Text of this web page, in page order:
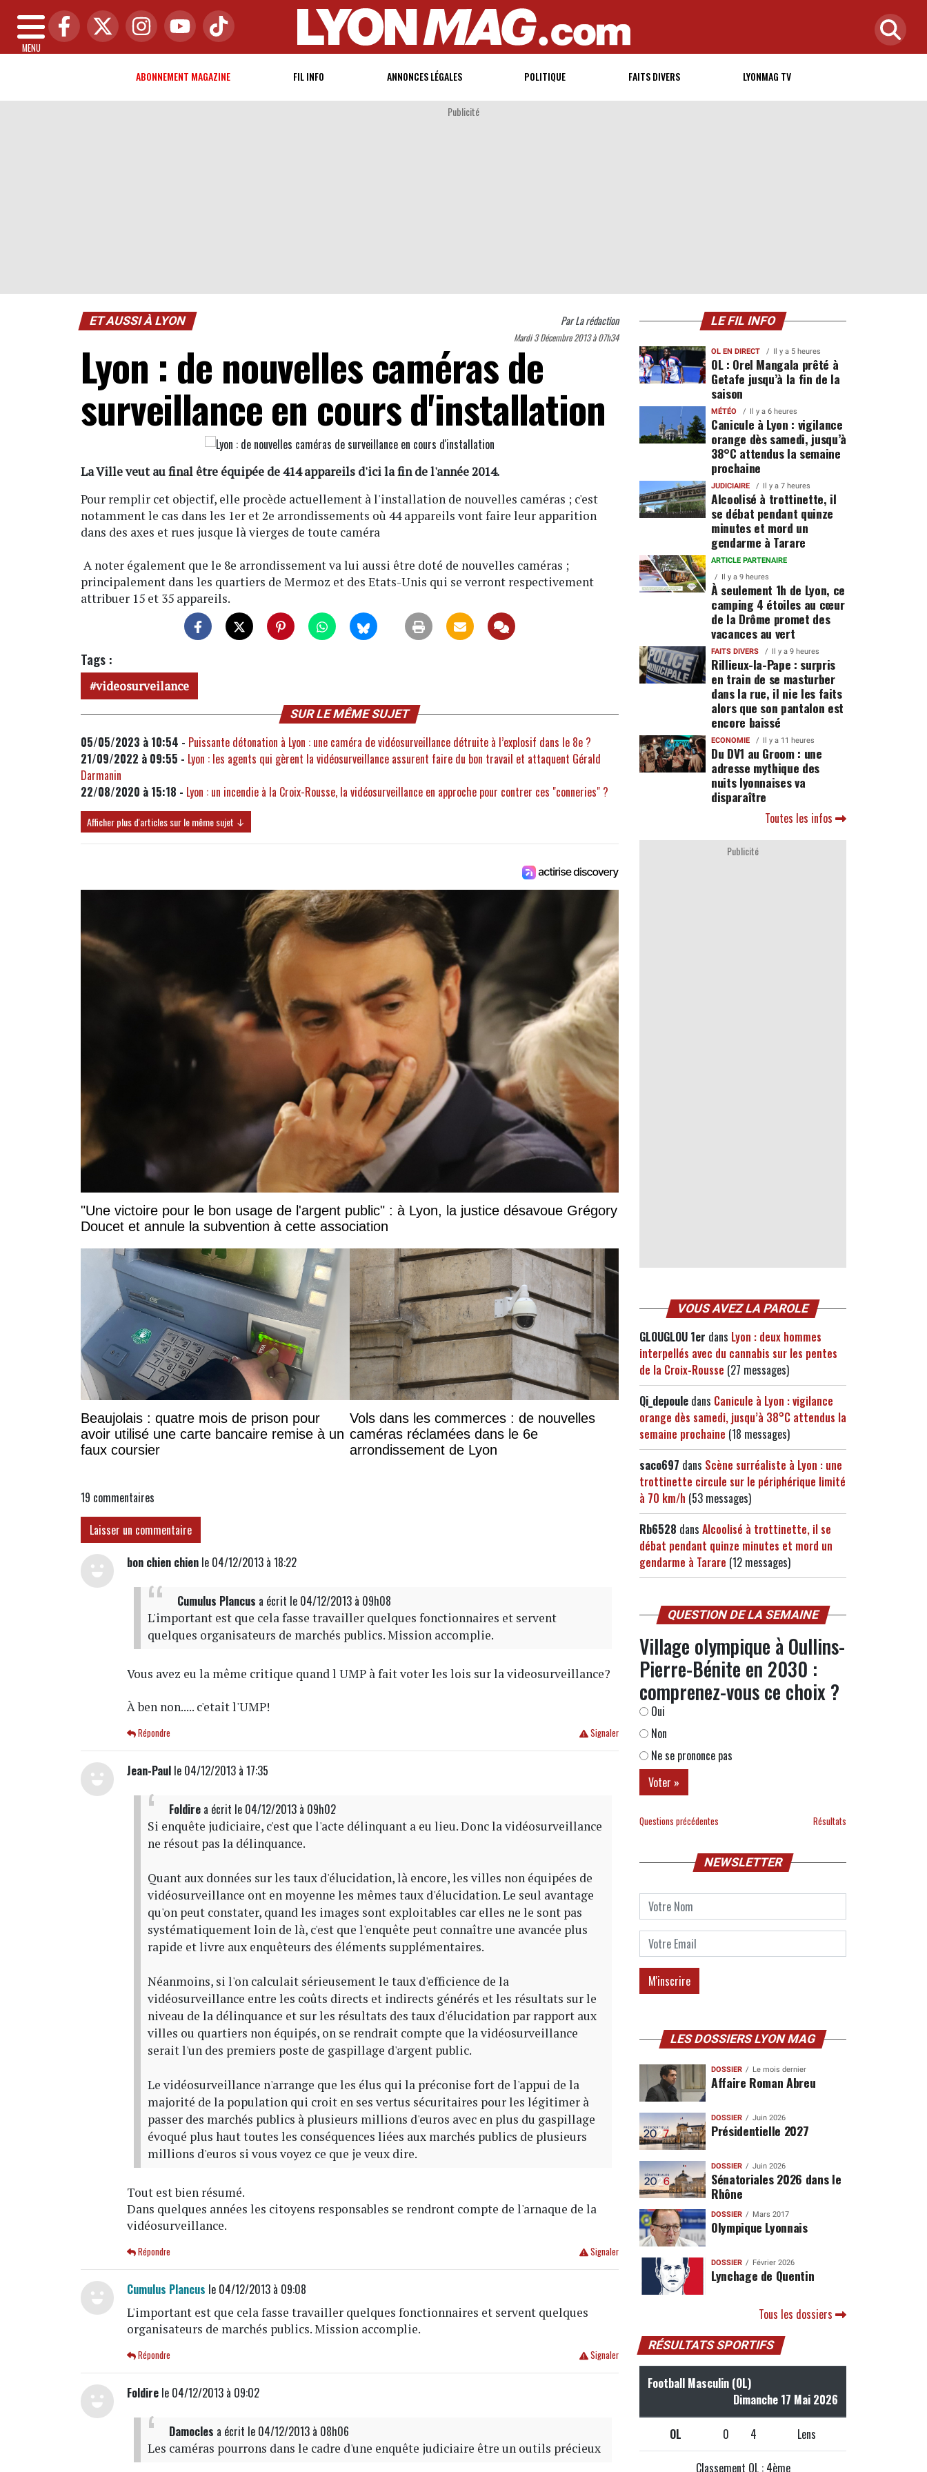
MENU
ABONNEMENT MAGAZINE FIL INFO ANNONCES LÉGALES POLITIQUE FAITS DIVERS LYONMAG TV
Publicité
ET AUSSI À LYON ParLa rédaction
Mardi 3 Décembre 2013 à 07h34
Lyon : de nouvelles caméras de
surveillance en cours d'installation
La Ville veut au final être équipée de 414 appareils d'ici la fin de l'année 2014.
Pour remplir cet objectif, elle procède actuellement à l'installation de nouvelles caméras ; c'est
notamment le cas dans les 1er et 2e arrondissements où 44 appareils vont faire leur apparition
dans des axes et rues jusque là vierges de toute caméra
A noter également que le 8e arrondissement va lui aussi être doté de nouvelles caméras ;
principalement dans les quartiers de Mermoz et des Etats-Unis qui se verront respectivement
attribuer 15 et 35 appareils.
Tags :
videosurveilance
SUR LE MÊME SUJET
05/05/2023 à 10:54 - Puissante détonation à Lyon : une caméra de vidéosurveillance détruite à l’explosif dans le 8e ?
21/09/2022 à 09:55 - Lyon : les agents qui gèrent la vidéosurveillance assurent faire du bon travail et attaquent Gérald
Darmanin
22/08/2020 à 15:18 - Lyon : un incendie à la Croix-Rousse, la vidéosurveillance en approche pour contrer ces "conneries" ?
Afficher plus d'articles sur le même sujet ↓
"Une victoire pour le bon usage de l'argent public" : à Lyon, la justice désavoue Grégory
Doucet et annule la subvention à cette association
Beaujolais : quatre mois de prison pour
avoir utilisé une carte bancaire remise à un
faux coursier
Vols dans les commerces : de nouvelles
caméras réclamées dans le 6e
arrondissement de Lyon
19 commentaires
Laisser un commentaire
bon chien chien le 04/12/2013 à 18:22
Cumulus Plancus a écrit le 04/12/2013 à 09h08
L'important est que cela fasse travailler quelques fonctionnaires et servent
quelques organisateurs de marchés publics. Mission accomplie.
Vous avez eu la même critique quand l UMP à fait voter les lois sur la videosurveillance?
À ben non..... c'etait l'UMP!
Signaler
Répondre
Jean-Paul le 04/12/2013 à 17:35
Foldire a écrit le 04/12/2013 à 09h02
Si enquête judiciaire, c'est que l'acte délinquant a eu lieu. Donc la vidéosurveillance
ne résout pas la délinquance.
Quant aux données sur les taux d'élucidation, là encore, les villes non équipées de
vidéosurveillance ont en moyenne les mêmes taux d'élucidation. Le seul avantage
qu'on peut constater, quand les images sont exploitables car elles ne le sont pas
systématiquement loin de là, c'est que l'enquête peut connaître une avancée plus
rapide et livre aux enquêteurs des éléments supplémentaires.
Néanmoins, si l'on calculait sérieusement le taux d'efficience de la
vidéosurveillance entre les coûts directs et indirects générés et les résultats sur le
niveau de la délinquance et sur les résultats des taux d'élucidation par rapport aux
villes ou quartiers non équipés, on se rendrait compte que la vidéosurveillance
serait l'un des premiers poste de gaspillage d'argent public.
Le vidéosurveillance n'arrange que les élus qui la préconise fort de l'appui de la
majorité de la population qui croit en ses vertus sécuritaires pour les légitimer à
passer des marchés publics à plusieurs millions d'euros avec en plus du gaspillage
évoqué plus haut toutes les conséquences liées aux marchés publics de plusieurs
millions d'euros si vous voyez ce que je veux dire.
Tout est bien résumé.
Dans quelques années les citoyens responsables se rendront compte de l'arnaque de la
vidéosurveillance.
Signaler
Répondre
Cumulus Plancus le 04/12/2013 à 09:08
L'important est que cela fasse travailler quelques fonctionnaires et servent quelques
organisateurs de marchés publics. Mission accomplie.
Signaler
Répondre
Foldire le 04/12/2013 à 09:02
Damocles a écrit le 04/12/2013 à 08h06
Les caméras pourrons dans le cadre d'une enquête judiciaire être un outils précieux
LE FIL INFO
OL EN DIRECT Il y a 5 heures
OL : Orel Mangala prêté à
Getafe jusqu’à la fin de la
saison
MÉTÉO Il y a 6 heures
Canicule à Lyon : vigilance
orange dès samedi, jusqu’à
38°C attendus la semaine
prochaine
JUDICIAIRE Il y a 7 heures
Alcoolisé à trottinette, il
se débat pendant quinze
minutes et mord un
gendarme à Tarare
ARTICLE PARTENAIRE
Il y a 9 heures
À seulement 1h de Lyon, ce
camping 4 étoiles au cœur
de la Drôme promet des
vacances au vert
FAITS DIVERS Il y a 9 heures
Rillieux-la-Pape : surpris
en train de se masturber
dans la rue, il nie les faits
alors que son pantalon est
encore baissé
ECONOMIE Il y a 11 heures
Du DV1 au Groom : une
adresse mythique des
nuits lyonnaises va
disparaître
Toutes les infos
Publicité
VOUS AVEZ LA PAROLE
GLOUGLOU 1er dans Lyon : deux hommes
interpellés avec du cannabis sur les pentes
de la Croix-Rousse (27 messages)
Qi_depoule dans Canicule à Lyon : vigilance
orange dès samedi, jusqu’à 38°C attendus la
semaine prochaine (18 messages)
saco697 dans Scène surréaliste à Lyon : une
trottinette circule sur le périphérique limité
à 70 km/h (53 messages)
Rb6528 dans Alcoolisé à trottinette, il se
débat pendant quinze minutes et mord un
gendarme à Tarare (12 messages)
QUESTION DE LA SEMAINE
Village olympique à Oullins-
Pierre-Bénite en 2030 :
comprenez-vous ce choix ?
Oui
Non
Ne se prononce pas
Questions précédentes Résultats
NEWSLETTER
LES DOSSIERS LYON MAG
DOSSIER Le mois dernier
Affaire Roman Abreu
DOSSIER Juin 2026
Présidentielle 2027
DOSSIER Juin 2026
Sénatoriales 2026 dans le
Rhône
DOSSIER Mars 2017
Olympique Lyonnais
DOSSIER Février 2026
Lynchage de Quentin
Tous les dossiers
RÉSULTATS SPORTIFS
Football Masculin (OL)
Dimanche 17 Mai 2026
OL 0 4 Lens
Classement OL : 4ème